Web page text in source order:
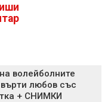
волейболните
любов със
+ СНИМКИ